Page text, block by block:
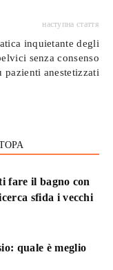
наступна стаття
inquietante degli
senza consenso
pazienti anestetizzati
fare il bagno con
sfida i vecchi
quale è meglio